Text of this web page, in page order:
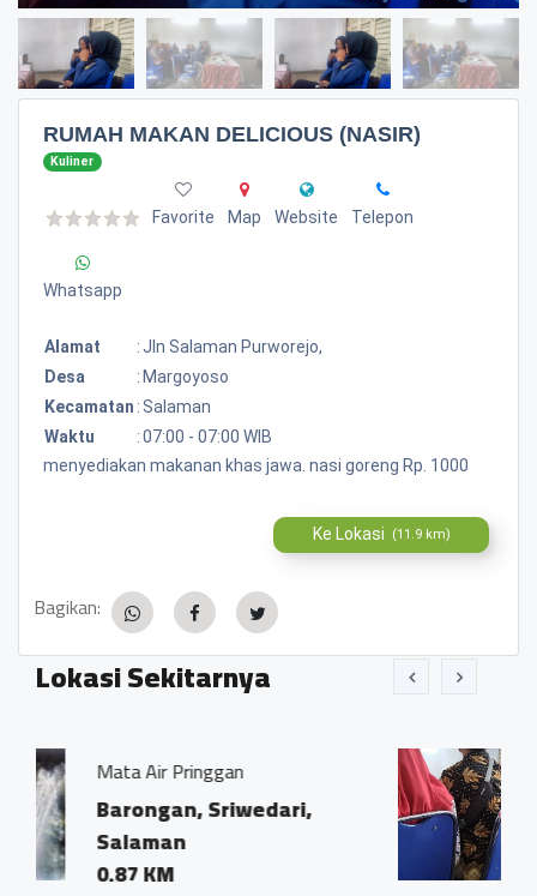
RUMAH MAKAN DELICIOUS (NASIR)
Kuliner
Favorite Map Website Telepon
Whatsapp
Alamat : Jln Salaman Purworejo,
Desa
: Margoyoso
Kecamatan : Salaman
Waktu
:07:00 - 07:00 WIB
menyediakan makanan khas jawa. nasi goreng Rp. 1000
Ke Lokasi (11.9 km)
Bagikan:
Lokasi Sekitarnya
RM Enak
Jalan raya
purworeji
0.01 KM